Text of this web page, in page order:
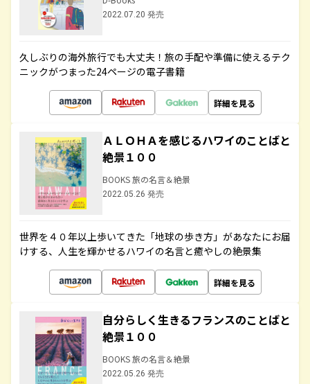
2022.07.20 発売
久しぶりの海外旅行でも大丈夫！旅の手配や準備に使えるテク
ニックがつまった24ページの電子書籍
詳細を見る
ＡＬＯＨＡを感じるハワイのことばと
絶景１００
BOOKS 旅の名言＆絶景
2022.05.26 発売
世界を４０年以上歩いてきた「地球の歩き方」があなたにお届
けする、人生を輝かせるハワイの名言と癒やしの絶景集
詳細を見る
自分らしく生きるフランスのことばと
絶景１００
BOOKS 旅の名言＆絶景
2022.05.26 発売